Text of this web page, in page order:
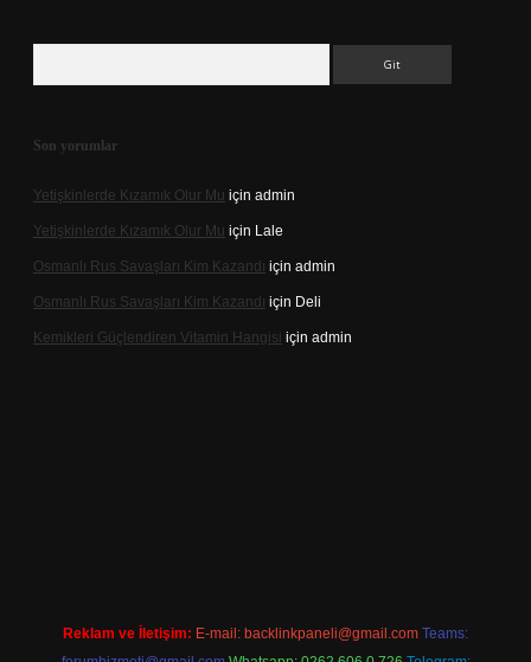
Son yorumlar
Yetişkinlerde Kızamık Olur Mu için admin
Yetişkinlerde Kızamık Olur Mu için Lale
Osmanlı Rus Savaşları Kim Kazandı için admin
Osmanlı Rus Savaşları Kim Kazandı için Deli
Kemikleri Güçlendiren Vitamin Hangisi için admin
Reklam ve İletişim: E-mail: backlinkpaneli@gmail.com Teams: